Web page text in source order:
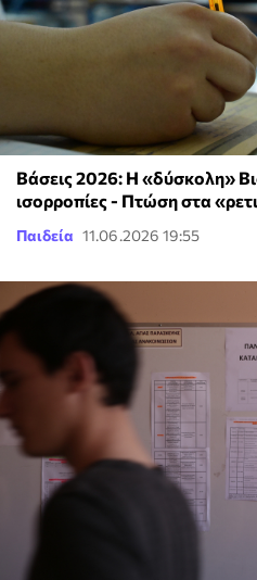
Βάσεις 2026: Η «δύσκολη»
ισορροπίες - Πτώση στα
Παιδεία 11.06.2026 19:55